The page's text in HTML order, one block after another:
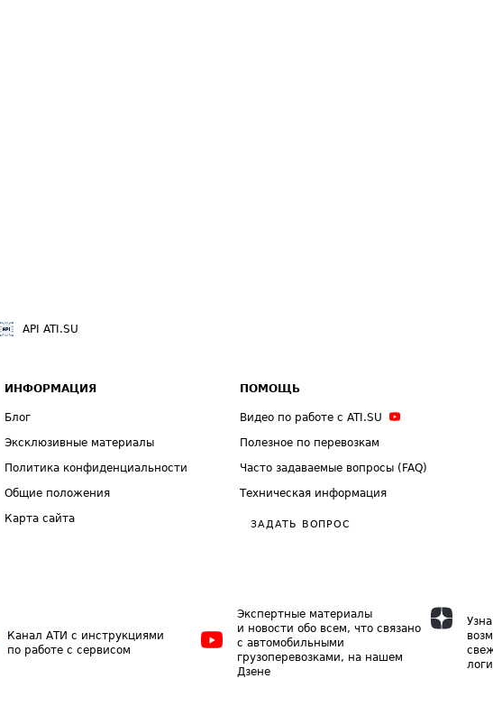
API ATI.SU
ИНФОРМАЦИЯ
Блог
Эксклюзивные материалы
Политика конфиденциальности
Общие положения
Карта сайта
ПОМОЩЬ
Видео по работе с ATI.SU
Полезное по перевозкам
Часто задаваемые вопросы (FAQ)
Техническая информация
ЗАДАТЬ ВОПРОС
Канал АТИ с инструкциями
по работе с сервисом
Экспертные материалы
и новости обо всем, что связано
с автомобильными
грузоперевозками, на нашем
Дзене